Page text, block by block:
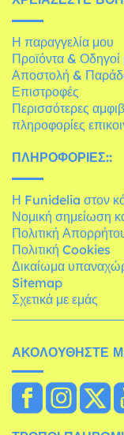
Η παραγγελία μου
Προϊόντα &
Αποστολή &
Επιστροφές
Περισσότερες
πληροφορίες
ΠΛΗΡΟΦΟΡΊΕΣ::
Η Funidelia στον
Νομική σημείωση
Πολιτική
Πολιτική Cookies
Δικαίωμα
Sitemap
Σχετικά με εμάς
ΑΚΟΛΟΥΘΉΣΤΕ